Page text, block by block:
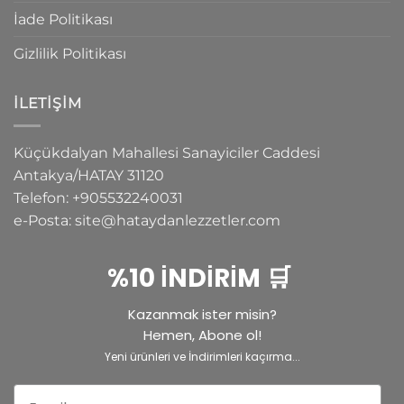
İade Politikası
Gizlilik Politikası
İLETIŞIM
Küçükdalyan Mahallesi Sanayiciler Caddesi
Antakya/HATAY 31120
Telefon: +905532240031
e-Posta: site@hataydanlezzetler.com
%10 İNDİRİM 🛒
Kazanmak ister misin?
Hemen, Abone ol!
Yeni ürünleri ve İndirimleri kaçırma...